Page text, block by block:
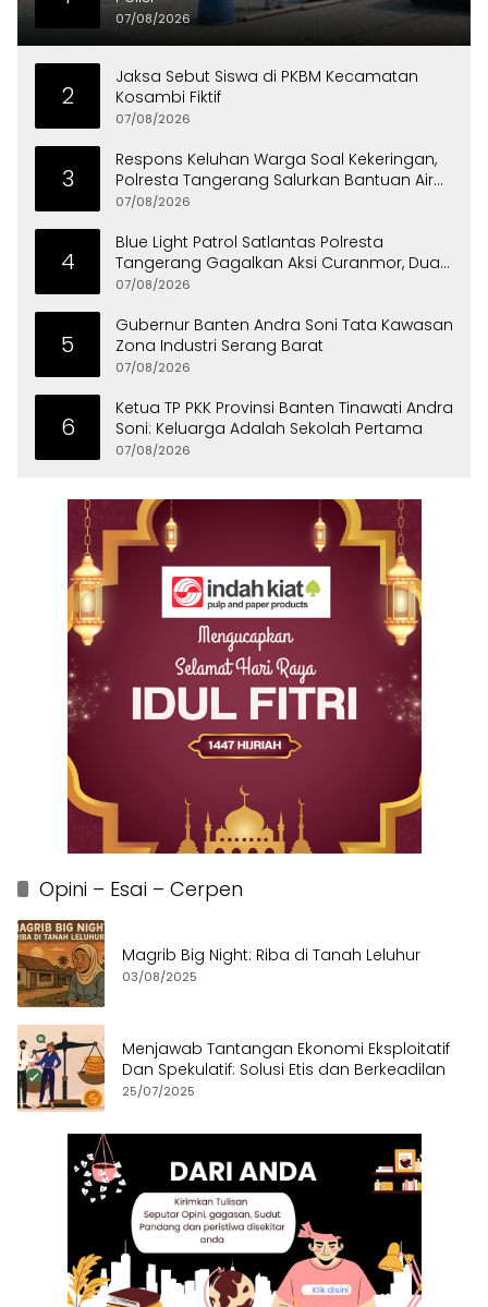
07/08/2026
2
Jaksa Sebut Siswa di PKBM Kecamatan
Kosambi Fiktif
07/08/2026
3
Respons Keluhan Warga Soal Kekeringan,
Polresta Tangerang Salurkan Bantuan Air
Bersih ke Panongan
07/08/2026
4
Blue Light Patrol Satlantas Polresta
Tangerang Gagalkan Aksi Curanmor, Dua
Pria Diamankan
07/08/2026
5
Gubernur Banten Andra Soni Tata Kawasan
Zona Industri Serang Barat
07/08/2026
6
Ketua TP PKK Provinsi Banten Tinawati Andra
Soni: Keluarga Adalah Sekolah Pertama
07/08/2026
Opini – Esai – Cerpen
Magrib Big Night: Riba di Tanah Leluhur
03/08/2025
Menjawab Tantangan Ekonomi Eksploitatif
Dan Spekulatif: Solusi Etis dan Berkeadilan
25/07/2025